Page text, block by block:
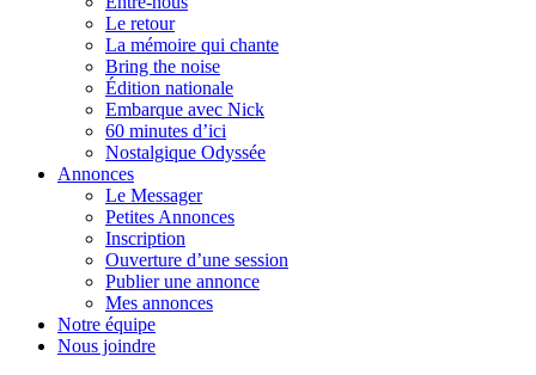
Le retour
La mémoire qui chante
Bring the noise
Édition nationale
Embarque avec Nick
60 minutes d’ici
Nostalgique Odyssée
Annonces
Le Messager
Petites Annonces
Inscription
Ouverture d’une session
Publier une annonce
Mes annonces
Notre équipe
Nous joindre